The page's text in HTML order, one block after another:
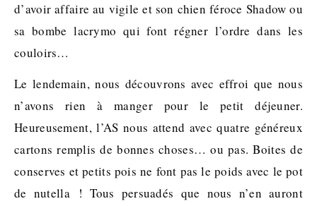
d’avoir affaire au vigile et son chien féroce Shadow ou
sa bombe lacrymo qui font régner l’ordre dans les
couloirs…
Le lendemain, nous découvrons avec effroi que nous
n’avons rien à manger pour le petit déjeuner.
Heureusement, l’AS nous attend avec quatre généreux
cartons remplis de bonnes choses… ou pas. Boites de
conserves et petits pois ne font pas le poids avec le pot
de nutella ! Tous persuadés que nous n’en auront